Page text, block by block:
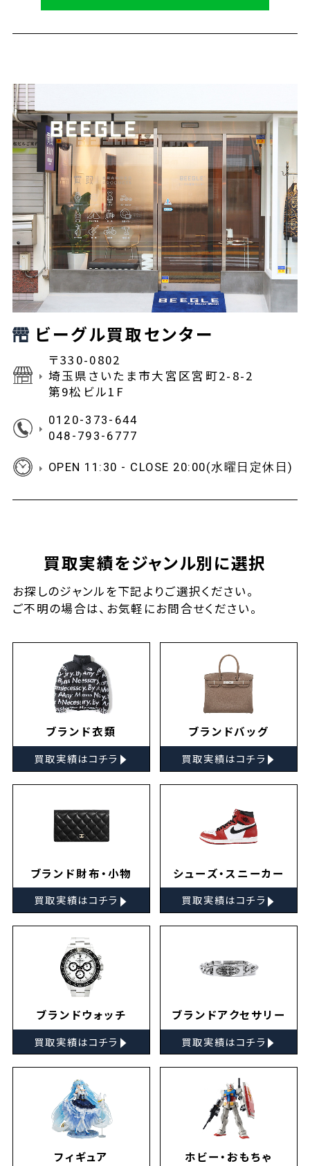
ビーグル買取センター
〒330-0802
埼玉県さいたま市大宮区宮町2-8-2
第9松ビル1F
0120-373-644
048-793-6777
OPEN 11:30 - CLOSE 20:00(水曜日定休日)
買取実績をジャンル別に選択
お探しのジャンルを下記よりご選択ください。
ご不明の場合は、お気軽にお問合せください。
ブランド衣類
買取実績はコチラ ▸
ブランドバッグ
買取実績はコチラ ▸
ブランド財布・小物
買取実績はコチラ ▸
シューズ・スニーカー
買取実績はコチラ ▸
ブランドウォッチ
買取実績はコチラ ▸
ブランドアクセサリー
買取実績はコチラ ▸
フィギュア ホビー・おもちゃ